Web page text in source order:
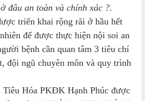
đâu an toàn và chính xác ?.
triển khai rộng rãi ở hầu hết
để được thực hiện nội soi an
bệnh cần quan tâm 3 tiêu chí
đội ngũ chuyên môn và quy trình
Hóa PKĐK Hạnh Phúc được